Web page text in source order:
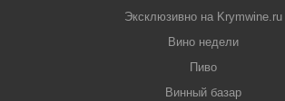
Эксклюзивно на Krymwine.ru
Вино недели
Пиво
Винный базар